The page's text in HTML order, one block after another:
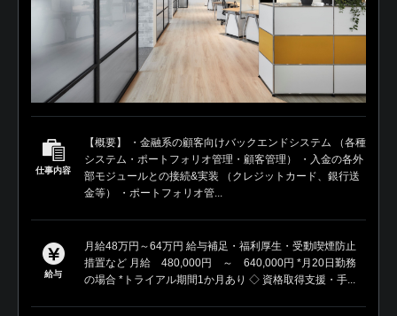
仕事内容
【概要】 ・金融系の顧客向けバックエンドシステム （各種
システム・ポートフォリオ管理・顧客管理） ・入金の各外
部モジュールとの接続&実装 （クレジットカード、銀行送
金等） ・ポートフォリオ管...
給与
月給48万円～64万円 給与補足・福利厚生・受動喫煙防止
措置など 月給 480,000円 ～ 640,000円 *月20日勤務
の場合 *トライアル期間1か月あり ◇ 資格取得支援・手...